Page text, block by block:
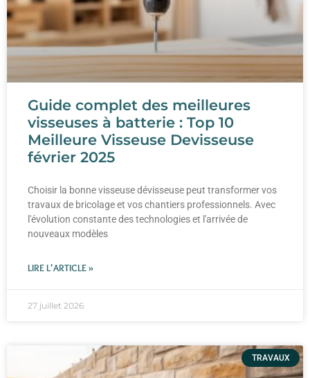
Guide complet des meilleures
visseuses à batterie : Top 10
Meilleure Visseuse Devisseuse
février 2025
Choisir la bonne visseuse dévisseuse peut transformer vos
travaux de bricolage et vos chantiers professionnels. Avec
l'évolution constante des technologies et l'arrivée de
nouveaux modèles
LIRE L'ARTICLE »
27 juillet 2026
TRAVAUX